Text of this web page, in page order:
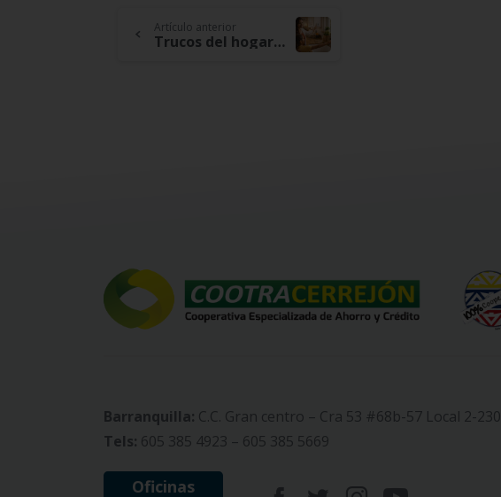
Continue
Artículo anterior
Trucos del hogar para ahorrar sin darte cuenta
Barranquilla: C.C. Gran centro – Cra 53 #68b-57 Local 2-230
Tels: 605 385 4923 – 605 385 5669
Oficinas